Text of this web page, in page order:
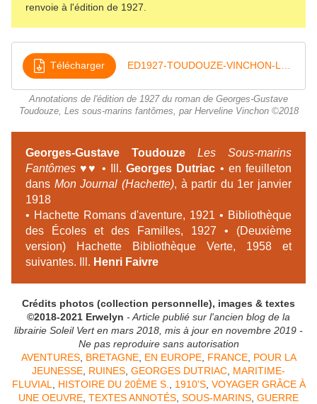
renvoie à l'édition de 1927.
Télécharger
Annotations de l'édition de 1927 du roman de Georges-Gustave
Toudouze, Les sous-marins fantômes, par Herveline Vinchon ©2018
Georges-Gustave Toudouze
Les Sous-marins
Fantômes ♥♥ • Ill.Georges Dutriac • en feuilleton
dans Mon Journal (Hachette), à partir du 1er janvier
1918
• Hachette Romans d'aventure, 1921 • Bibliothèque
des Écoles et des Familles, 1927 • (Deuxième
version) Hachette Bibliothèque Verte, 1958 et
suivantes. Ill. Henri Faivre
Crédits photos (collection personnelle), images & textes
©2018-2021 Erwelyn - Article publié sur l'ancien blog de la
librairie Soleil Vert en mars 2018, mis à jour en novembre 2019 -
Ne pas reproduire sans autorisation
AVENTURES, BRETAGNE, EN EUROPE, FRANCE, POUR LA
JEUNESSE RUINES GEORGES DUTRIAC MARITIME-
FLUVIAL
HISTOIRE DU 20ÈME S. 1910'S, VOYAGER GRÂCE À
UNE OEUVRE TEXTES ANNOTÉS SOUS-MARINS GUERRE